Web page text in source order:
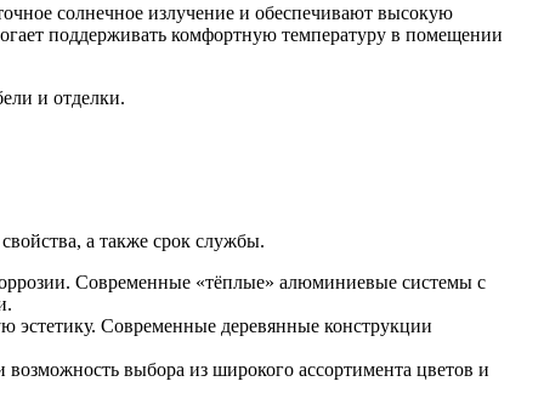
солнечное излучение и обеспечивают высокую
поддерживать комфортную температуру в помещении
и отделки.
а также срок службы.
Современные «тёплые» алюминиевые системы с
эстетику. Современные деревянные конструкции
выбора из широкого ассортимента цветов и